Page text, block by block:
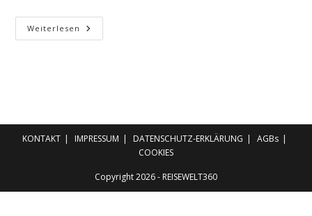
Weiterlesen HOTELS
KONTAKT IMPRESSUM DATENSCHUTZ-ERKLÄRUNG
AGBs
COOKIES
Copyright 2026 - REISEWELT360